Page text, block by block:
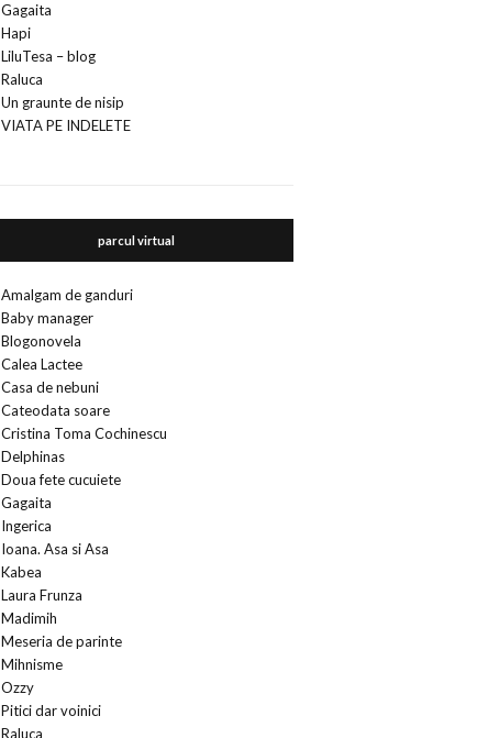
Gagaita
Hapi
LiluTesa – blog
Raluca
Un graunte de nisip
VIATA PE INDELETE
parcul virtual
Amalgam de ganduri
Baby manager
Blogonovela
Calea Lactee
Casa de nebuni
Cateodata soare
Cristina Toma Cochinescu
Delphinas
Doua fete cucuiete
Gagaita
Ingerica
Ioana. Asa si Asa
Kabea
Laura Frunza
Madimih
Meseria de parinte
Mihnisme
Ozzy
Pitici dar voinici
Raluca